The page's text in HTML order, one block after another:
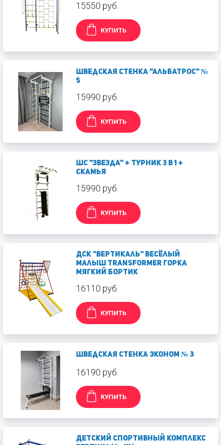
15550 руб.
КУПИТЬ
Шведская стенка "Альбатрос" №
5
15990 руб.
КУПИТЬ
ШС "Звезда" + турник 3 в 1 +
скамья
15990 руб.
КУПИТЬ
ДСК "Вертикаль" Весёлый
Малыш Transformer горка
мягкий бортик
16110 руб.
КУПИТЬ
Шведская стенка Эконом № 3
16190 руб.
КУПИТЬ
Детский спортивный комплекс